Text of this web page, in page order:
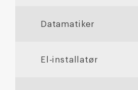
Datamatiker
El-installatør